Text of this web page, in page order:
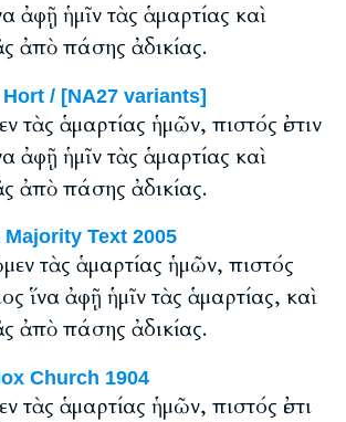
ἀφῇ ἡμῖν τὰς ἁμαρτίας καὶ
ἀπὸ πάσης ἀδικίας.
/ [NA27 variants]
τὰς ἁμαρτίας ἡμῶν, πιστός ἐστιν
ἀφῇ ἡμῖν τὰς ἁμαρτίας καὶ
ἀπὸ πάσης ἀδικίας.
Text 2005
τὰς ἁμαρτίας ἡμῶν, πιστός
ἵνα ἀφῇ ἡμῖν τὰς ἁμαρτίας, καὶ
ἀπὸ πάσης ἀδικίας.
Church 1904
τὰς ἁμαρτίας ἡμῶν, πιστός ἐστι